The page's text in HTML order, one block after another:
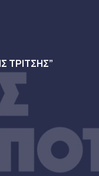
ΤΡΙΤΣΗΣ”